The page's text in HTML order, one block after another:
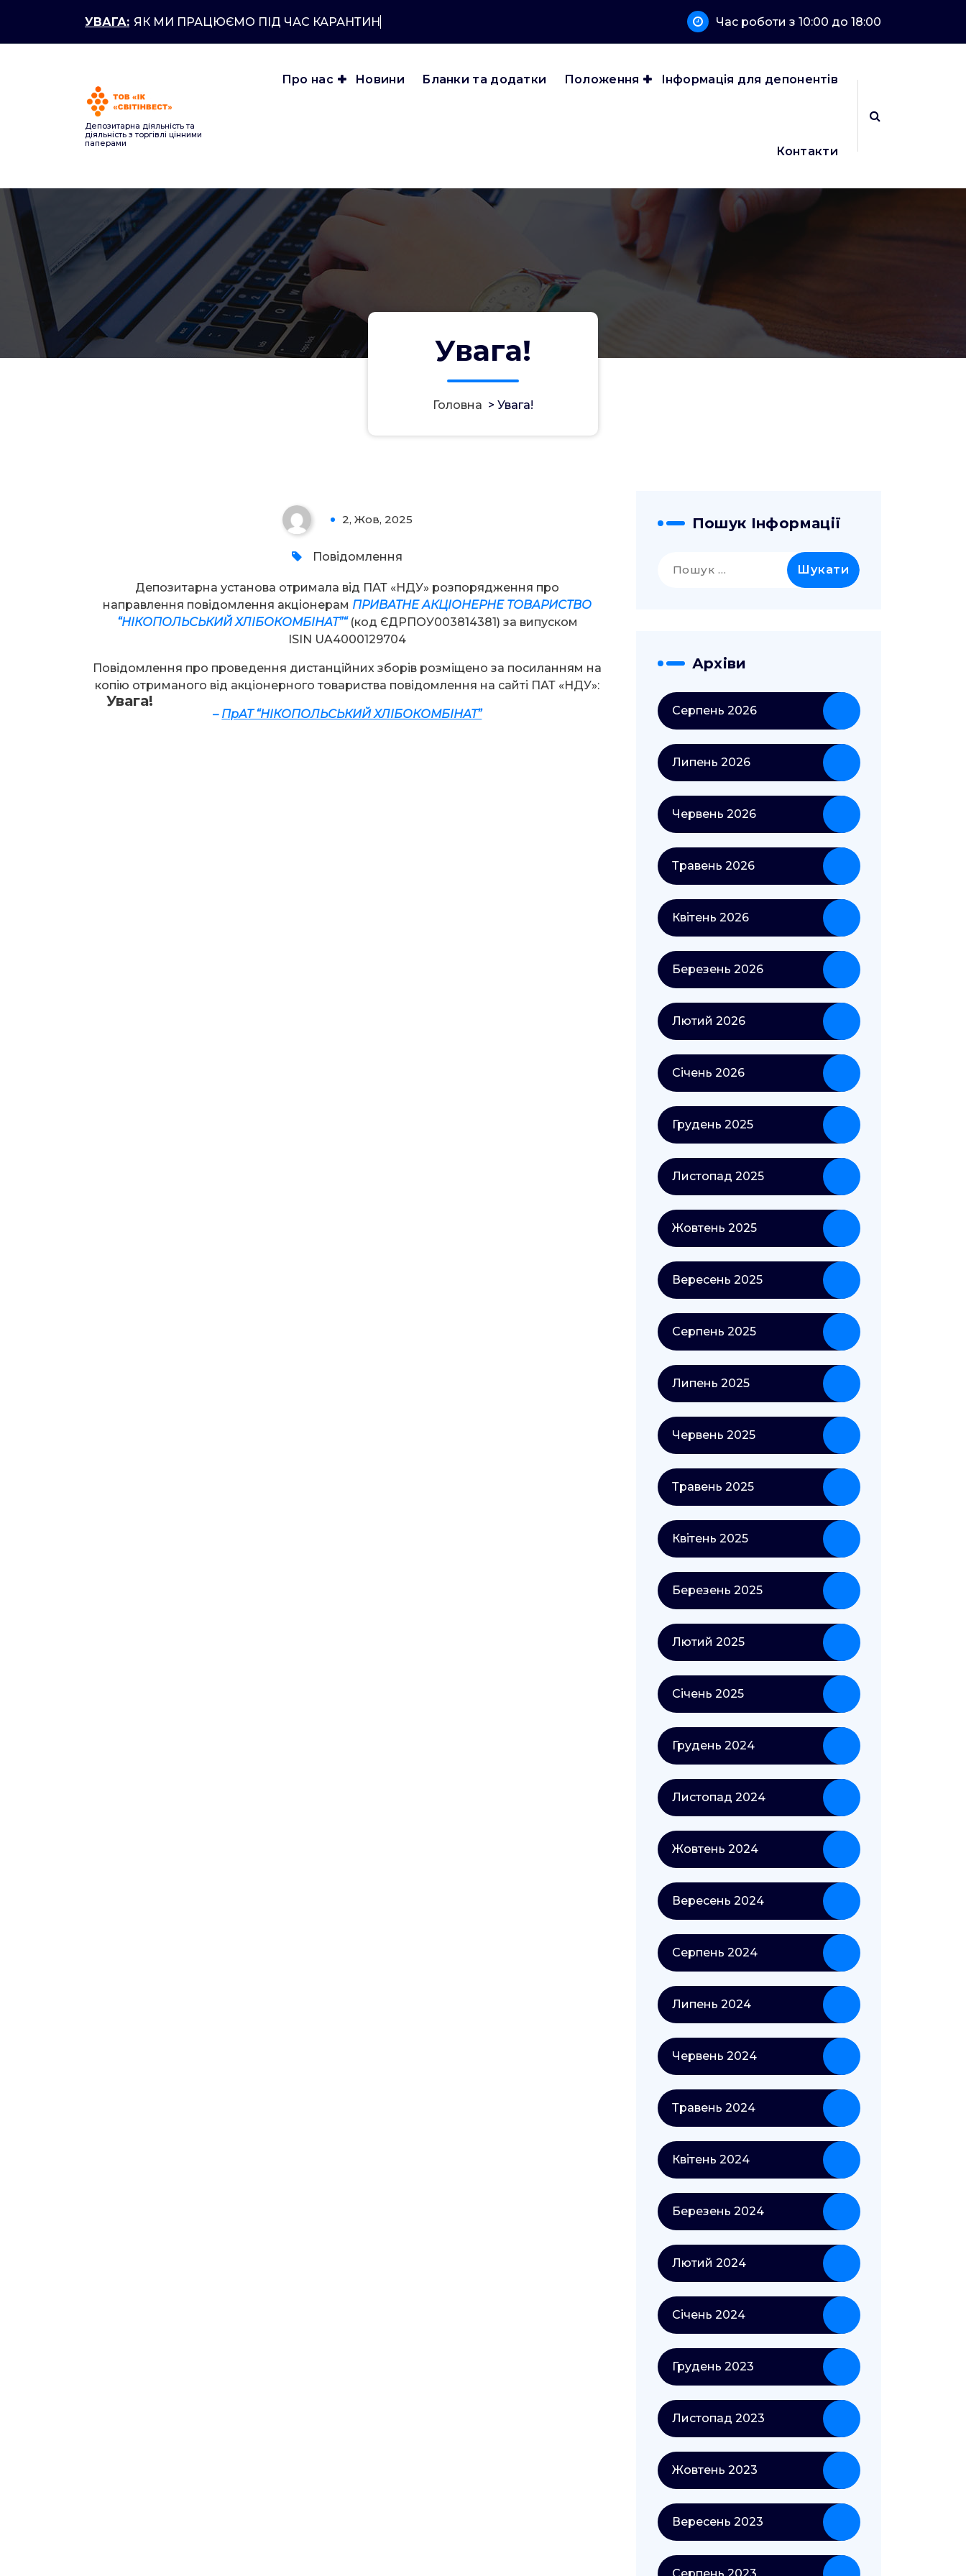
контенту
УВАГА: ЯК МИ ПРАЦЮЄМО ПІД ЧАС КАРАНТИНУ? Час роботи з 10:00 до 18:00
Депозитарна діяльність та
діяльність з торгівлі цінними
паперами
Про нас Новини Бланки та додатки Положення Інформація для депонентів
Контакти
Увага!
Головна > Увага!
2, Жов, 2025
Повідомлення
Увага!
Депозитарна установа отримала від ПАТ «НДУ» розпорядження про
направлення повідомлення акціонерам ПРИВАТНЕ АКЦІОНЕРНЕ ТОВАРИСТВО
“НІКОПОЛЬСЬКИЙ ХЛІБОКОМБІНАТ”“ (код ЄДРПОУ003814381) за випуском
ISIN UA4000129704
Повідомлення про проведення дистанційних зборів розміщено за посиланням на
копію отриманого від акціонерного товариства повідомлення на сайті ПАТ «НДУ»:
– ПрАТ “НІКОПОЛЬСЬКИЙ ХЛІБОКОМБІНАТ”
Пошук Інформації
Архіви
Серпень 2026
Липень 2026
Червень 2026
Травень 2026
Квітень 2026
Березень 2026
Лютий 2026
Січень 2026
Грудень 2025
Листопад 2025
Жовтень 2025
Вересень 2025
Серпень 2025
Липень 2025
Червень 2025
Травень 2025
Квітень 2025
Березень 2025
Лютий 2025
Січень 2025
Грудень 2024
Листопад 2024
Жовтень 2024
Вересень 2024
Серпень 2024
Липень 2024
Червень 2024
Травень 2024
Квітень 2024
Березень 2024
Лютий 2024
Січень 2024
Грудень 2023
Листопад 2023
Жовтень 2023
Вересень 2023